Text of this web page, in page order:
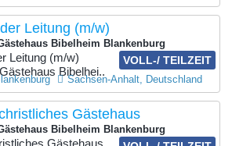
Leitung (m/w)
Bibelheim Blankenburg
VOLL-/ TEILZEIT
Leitung (m/w)
Bibelhei..
Sachsen-Anhalt, Deutschland
Gästehaus
Bibelheim Blankenburg
Gästehaus